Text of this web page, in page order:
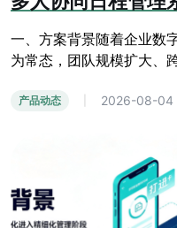
一、方案背景随着企业数
为常态，团队规模扩大、
产品动态 2026-08-04